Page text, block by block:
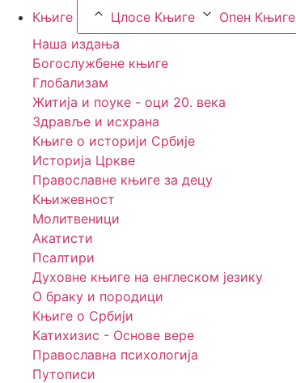
Књиге
Цлосе Књиге
Опен Књиге
Наша издања
Богослужбене књиге
Глобализам
Житија и поуке - оци 20. века
Здравље и исхрана
Књиге о историји Србије
Историја Цркве
Православне књиге за децу
Књижевност
Молитвеници
Акатисти
Псалтири
Духовне књиге на енглеском језику
О браку и породици
Књиге о Србији
Катихизис - Основе вере
Православна психологија
Путописи